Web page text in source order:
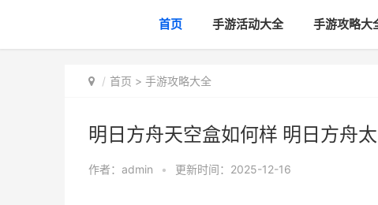
首页 手游活动大全 手游攻略大
首页 > 手游攻略大全
明日方舟天空盒如何样 明日方舟
作者： admin • 更新时间：2025-12-16